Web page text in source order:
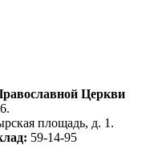
Церкви
площадь, д. 1.
59-14-95